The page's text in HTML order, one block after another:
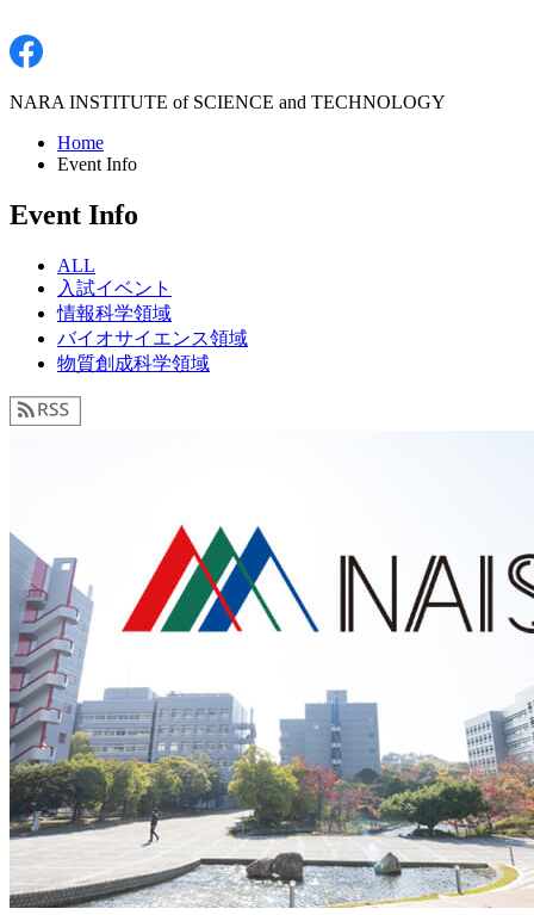
NARA INSTITUTE of SCIENCE and TECHNOLOGY
Home
Event Info
Event Info
ALL
入試イベント
情報科学領域
バイオサイエンス領域
物質創成科学領域